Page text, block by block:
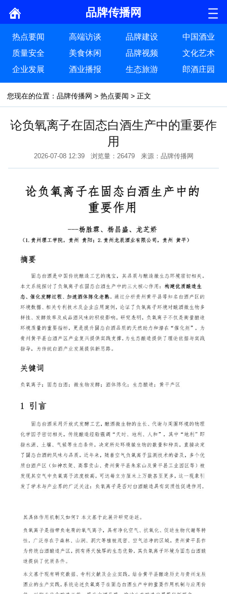
品牌传播网
热点要闻 高端访谈 品牌建设
中国酒业
质量安全
美食休闲 品牌视频
文化艺术
企业发展
酒业播报 生态旅游 郎酒庄园
您现在的位置： 品牌传播网 > 热点要闻 > 正文
论负氧离子在固态白酒生产中的重要作
用
2026-07-08 12:39 浏览量：26479 来源：品牌传播网